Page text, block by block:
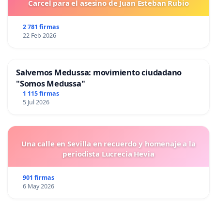
Carcel para el asesino de Juan Esteban Rubio
2 781 firmas
22 Feb 2026
Salvemos Medussa: movimiento ciudadano
"Somos Medussa"
1 115 firmas
5 Jul 2026
Una calle en Sevilla en recuerdo y homenaje a la
periodista Lucrecia Hevia
901 firmas
6 May 2026